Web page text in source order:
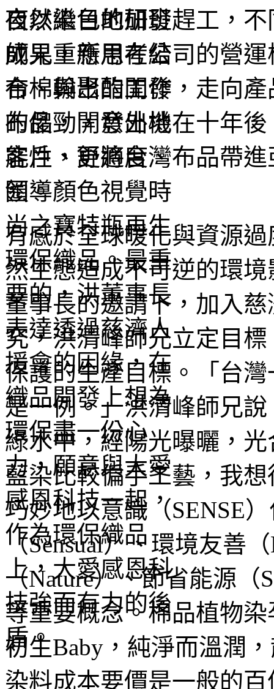
夜以繼日地加班趕工，
師兄重新思考公司的營
布、輸出的工作，走向
的傻勁，意外地在十年
客戶，更將台灣布品帶
圈。
有感於全球暖化與資源
然生態造成不可逆的環
董事長的邀請下，加入
究，洪清峰師兄立定目
保護的生產目標。「台
是一例。」洪清峰師兄
綠水中，經陽光曝曬，
藍染比較偏手工藝，我
巧妙地以意識（SENSE
（Sensual）、環境友善
（Nature）、節省能源（
等重要概念。棉品植物
初生Baby，純淨而溫潤
染料成本要價是一般的